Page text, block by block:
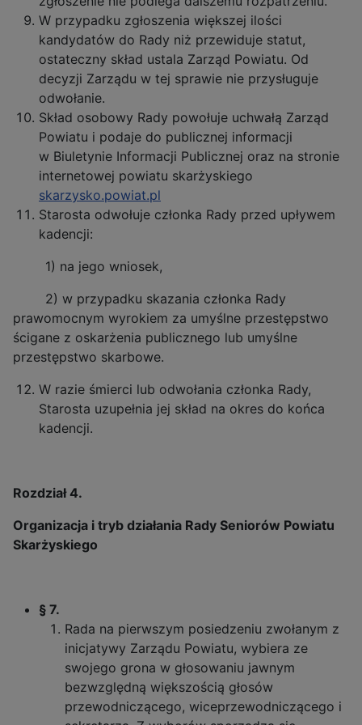
W przypadku zgłoszenia większej ilości
kandydatów do Rady niż przewiduje statut,
ostateczny skład ustala Zarząd Powiatu. Od
decyzji Zarządu w tej sprawie nie przysługuje
odwołanie.
Skład osobowy Rady powołuje uchwałą Zarząd
Powiatu i podaje do publicznej informacji
w Biuletynie Informacji Publicznej oraz na stronie
internetowej powiatu skarżyskiego
skarzysko.powiat.pl
Starosta odwołuje członka Rady przed upływem
kadencji:
1) na jego wniosek,
2) w przypadku skazania członka Rady
prawomocnym wyrokiem za umyślne przestępstwo
ścigane z oskarżenia publicznego lub umyślne
przestępstwo skarbowe.
W razie śmierci lub odwołania członka Rady,
Starosta uzupełnia jej skład na okres do końca
kadencji.
Rozdział 4.
Organizacja i tryb działania Rady Seniorów Powiatu
Skarżyskiego
§ 7.
Rada na pierwszym posiedzeniu zwołanym z
inicjatywy Zarządu Powiatu, wybiera ze
swojego grona w głosowaniu jawnym
bezwzględną większością głosów
przewodniczącego, wiceprzewodniczącego i